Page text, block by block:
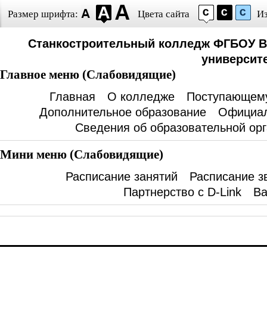
Размер шрифта: Цвета сайта
Станкостроительный колледж ФГБОУ
Главное меню (Слабовидящие)
Главная О колледже
Дополнительное образование
Сведения об образовательной
Мини меню (Слабовидящие)
Расписание занятий
Расписание
Партнерство с D-Link